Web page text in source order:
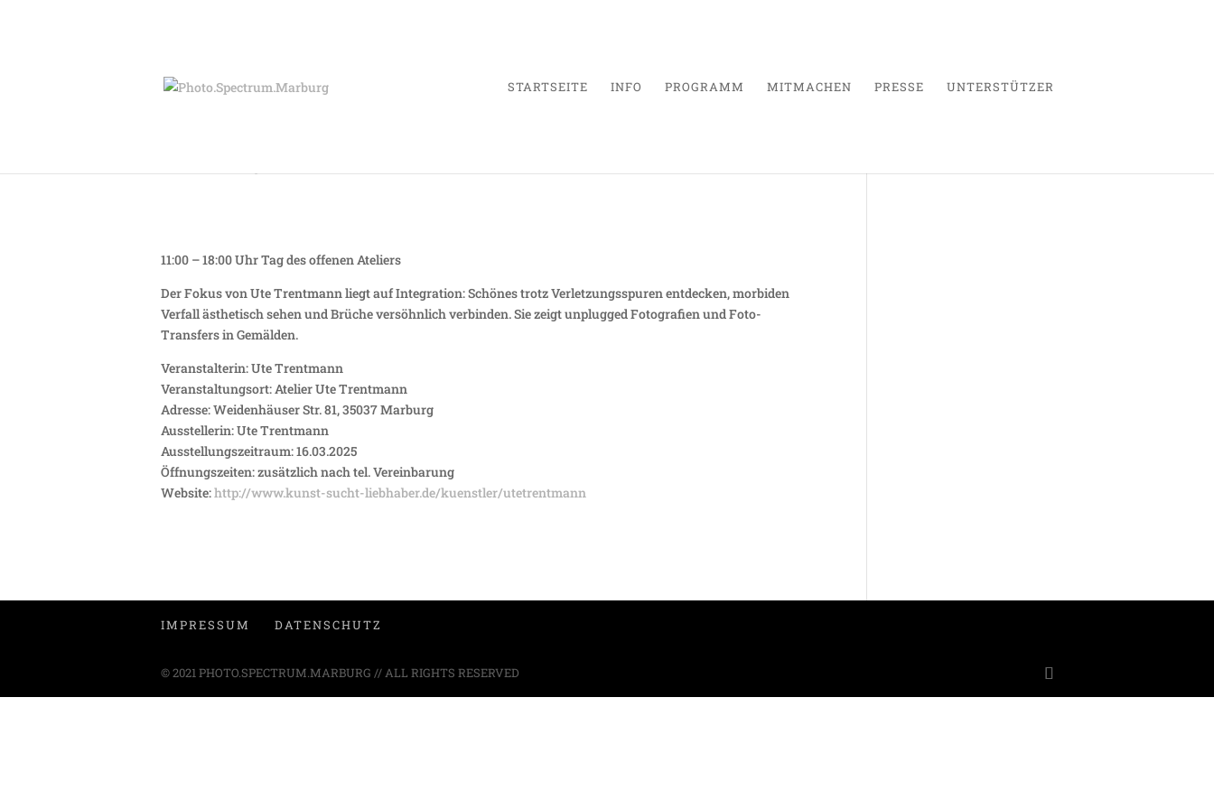
STARTSEITE INFO PROGRAMM MITMACHEN PRESSE UNTERSTÜTZER
11:00 – 18:00 Uhr Tag des offenen Ateliers
Der Fokus von Ute Trentmann liegt auf Integration: Schönes trotz Verletzungsspuren entdecken, morbiden
Verfall ästhetisch sehen und Brüche versöhnlich verbinden. Sie zeigt unplugged Fotografien und Foto-
Transfers in Gemälden.
Veranstalterin: Ute Trentmann
Veranstaltungsort: Atelier Ute Trentmann
Adresse: Weidenhäuser Str. 81, 35037 Marburg
Ausstellerin: Ute Trentmann
Ausstellungszeitraum: 16.03.2025
Öffnungszeiten: zusätzlich nach tel. Vereinbarung
Website:http://www.kunst-sucht-liebhaber.de/kuenstler/utetrentmann
IMPRESSUM DATENSCHUTZ
© 2021 PHOTO.SPECTRUM.MARBURG // ALL RIGHTS RESERVED